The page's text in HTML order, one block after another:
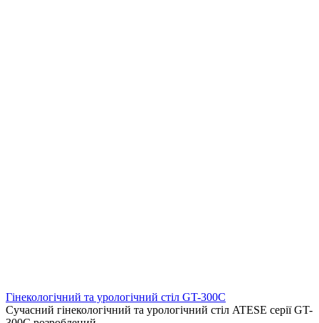
Гінекологічний та урологічний стіл GT-300C
Сучасний гінекологічний та урологічний стіл ATESE серії GT-